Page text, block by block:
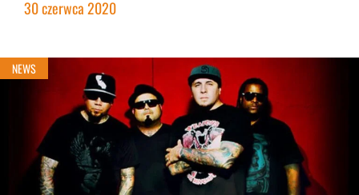
30 czerwca 2020
NEWS